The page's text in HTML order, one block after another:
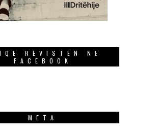
REVISTËN NË
FACEBOOK
META